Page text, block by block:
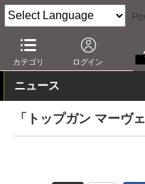
カテゴリ ログイン
AV Watch コンテンツ・サー
ニュース
「トップガン マーヴ